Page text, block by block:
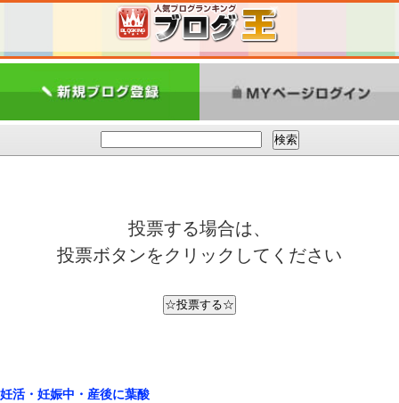
投票する場合は、
投票ボタンをクリックしてください
妊活・妊娠中・産後に葉酸